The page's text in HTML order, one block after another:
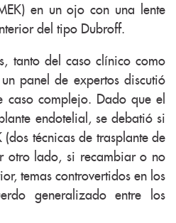
en un ojo con una lente
del tipo Dubroff.
tanto del caso clínico como
panel de expertos discutió
caso complejo. Dado que el
endotelial, se debatió si
técnicas de trasplante de
otro lado, si recambiar o no
temas controvertidos en los
generalizado entre los